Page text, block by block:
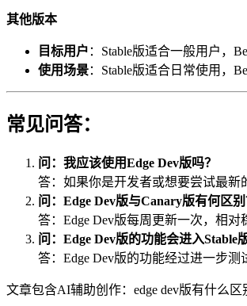
其他版本
目标用户 ：Stable版适合一般用户，
使用场景：Stable版适合日常使用，
常见问答：
问：我应该使用Edge Dev版吗？
答：如果你是开发者或想要尝试最新
问：Edge Dev版与Canary版有何区别
答：Edge Dev版每周更新一次，相对
问：Edge Dev版的功能会进入Stable
答：Edge Dev版的功能经过进一步测
文章包含AI辅助创作：edge dev版有什么